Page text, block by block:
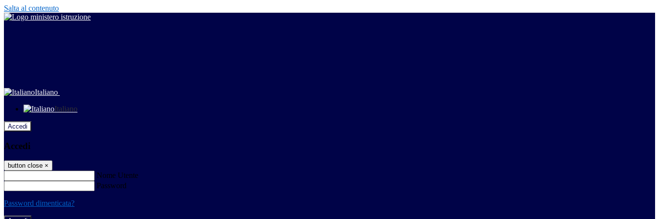
Salta al contenuto
Italiano
Italiano
Accedi
Accedi
button close ×
Nome Utente
Password
Password dimenticata?